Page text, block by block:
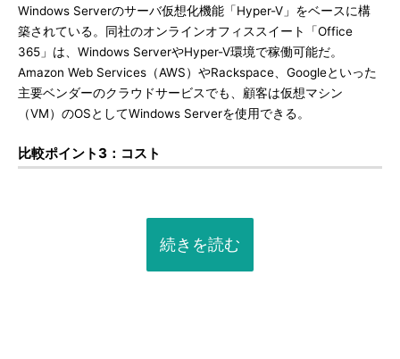
Windows Serverのサーバ仮想化機能「Hyper-V」をベースに構
築されている。同社のオンラインオフィススイート「Office
365」は、Windows ServerやHyper-V環境で稼働可能だ。
Amazon Web Services（AWS）やRackspace、Googleといった
主要ベンダーのクラウドサービスでも、顧客は仮想マシン
（VM）のOSとしてWindows Serverを使用できる。
比較ポイント3：コスト
続きを読む